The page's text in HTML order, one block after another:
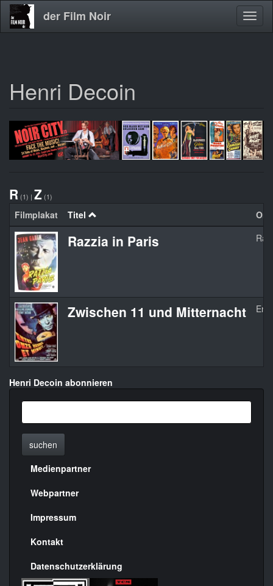
Direkt
zum
der Film Noir
Henri Decoin
R (1) | Z (1)
Filmplakat Titel
Razzia in Paris
Zwischen 11 und Mitternacht
Henri Decoin abonnieren
suchen
Menülinks
rechte
Seite
Medienpartner
Webpartner
Impressum
Kontakt
Datenschutzerklärung